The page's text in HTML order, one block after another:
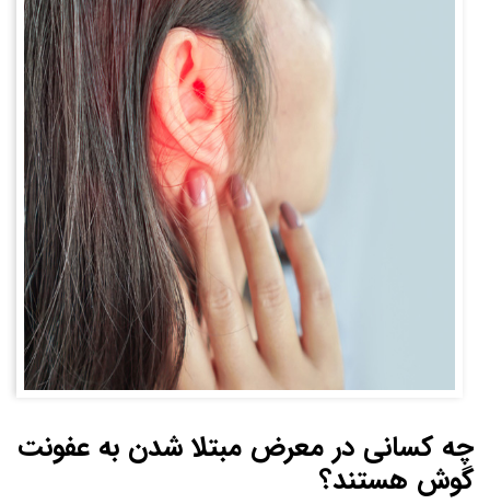
چه کسانی در معرض مبتلا شدن به عفونت
گوش هستند؟